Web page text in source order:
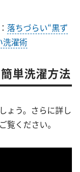
落ちづらい“黒ず
洗濯術
簡単洗濯方法
ょう。さらに詳し
覧ください。